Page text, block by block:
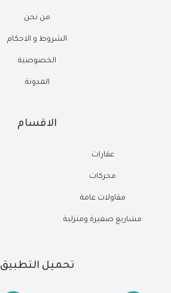
من نحن
الشروط و الاحكام
الخصوصية
المدونة
الاقسام
عقارات
محركات
مقاولات عامة
مشاريع صغيرة ومنزلية
تحميل التطبيق